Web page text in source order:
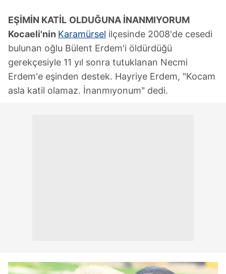
EŞİMİN KATİL OLDUĞUNA İNANMIYORUM
Kocaeli'nin Karamürsel ilçesinde 2008'de cesedi
bulunan oğlu Bülent Erdem'i öldürdüğü
gerekçesiyle 11 yıl sonra tutuklanan Necmi
Erdem'e eşinden destek. Hayriye Erdem, "Kocam
asla katil olamaz. İnanmıyonum" dedi.